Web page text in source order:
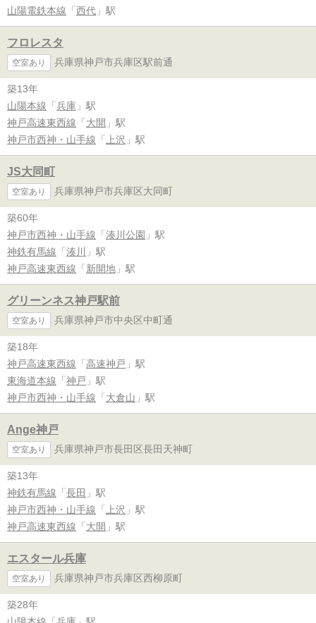
山陽電鉄本線 「 西代 」駅
フロレスタ
空室あり 兵庫県神戸市兵庫区駅前通
築13年
山陽本線 「 兵庫 」駅
神戸高速東西線 「 大開 」駅
神戸市西神・山手線 「 上沢 」駅
JS大同町
空室あり 兵庫県神戸市兵庫区大同町
築60年
神戸市西神・山手線 「 湊川公園 」駅
神鉄有馬線 「 湊川
」駅
神戸高速東西線 「 新開地 」駅
グリーンネス神戸駅前
空室あり 兵庫県神戸市中央区中町通
築18年
神戸高速東西線 「 高速神戸 」駅
東海道本線 「 神戸 」駅
神戸市西神・山手線 「 大倉山 」駅
Ange神戸
空室あり 兵庫県神戸市長田区長田天神町
築13年
神鉄有馬線 「 長田 」駅
神戸市西神・山手線 「 上沢 」駅
神戸高速東西線 「 大開 」駅
エスタール兵庫
空室あり 兵庫県神戸市兵庫区西柳原町
築28年